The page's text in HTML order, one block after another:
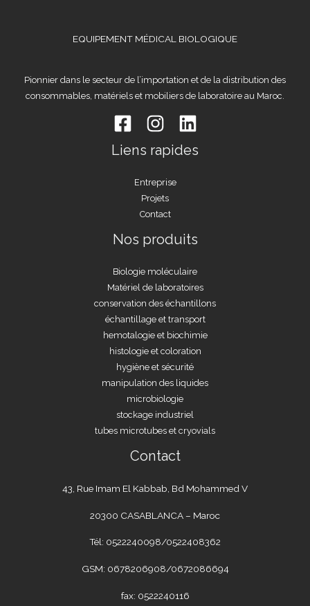
EQUIPEMENT MÉDICAL BIOLOGIQUE
Pionnier dans le secteur de l’importation et de la distribution des
consommables, matériels et mobiliers de laboratoire au Maroc.
Liens rapides
Entreprise
Projets
Contact
Nos produits
Biologie moléculaire
Matériel de laboratoires
conservation des échantillons
échantillage et transport
hemotalogie et biochimie
histologie et coloration
hygiène et sécurité
manipulation des liquides
microbiologie
stockage industriel
tubes microtubes et cryovials
Contact
43, Rue Imam El Kabbab, Bd Mohammed V
20300 CASABLANCA – Maroc
Tél: 0522240098/0522408362
GSM: 0678206908/0672086694
fax: 0522240116